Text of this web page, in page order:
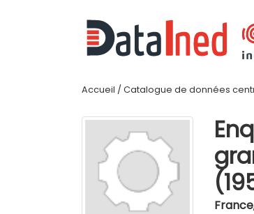
Accueil / Catalogue de données
France